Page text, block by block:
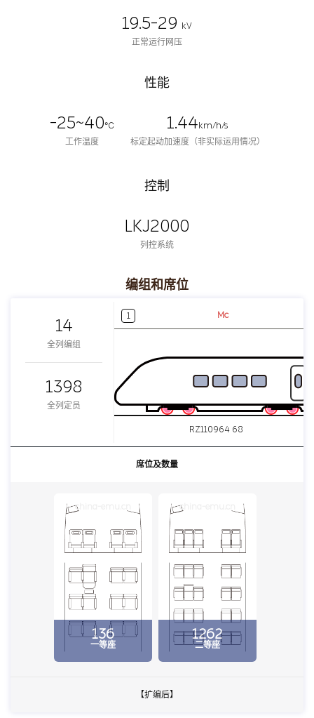
19.5-29
kV
正常运行网压
性能
-25~40℃
工作温度
1.44 km/h/s
标定起动加速度（非实际运用情况）
控制
LKJ2000
列控系统
编组和席位
14
全列编组
1398
全列定员
1 Mc
RZ110964 68
席位及数量
136
一等座
china-emu.cn
1262
二等座
china-emu.cn
【扩编后】